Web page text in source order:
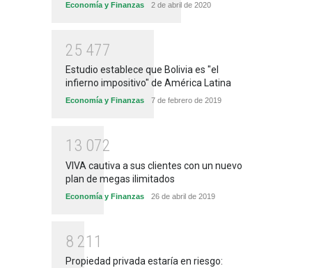
Economía y Finanzas 2 de abril de 2020
25 477
Estudio establece que Bolivia es "el
infierno impositivo" de América Latina
Economía y Finanzas 7 de febrero de 2019
1 3 072
VIVA cautiva a sus clientes con un nuevo
plan de megas ilimitados
Economía y Finanzas 26 de abril de 2019
8 21 1
Propiedad privada estaría en riesgo: